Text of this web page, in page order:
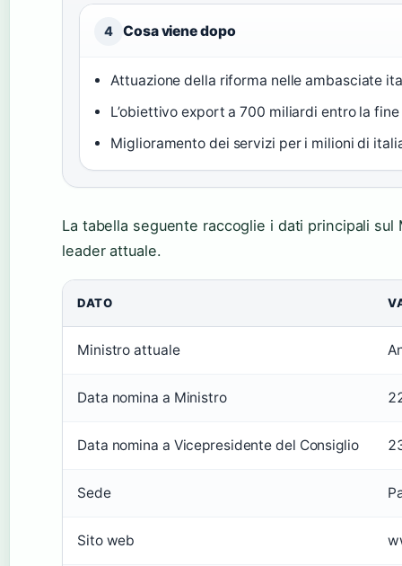
4 Cosa viene dopo
Attuazione della riforma nelle ambasciate
L’obiettivo export a 700 miliardi entro la
Miglioramento dei servizi per i milioni di
La tabella seguente raccoglie i dati principali
leader attuale.
DATO
Ministro attuale
Data nomina a Ministro
Data nomina a Vicepresidente del Consiglio
Sede
Sito web